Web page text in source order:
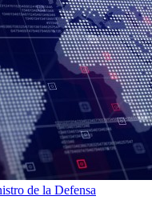
de la Defensa